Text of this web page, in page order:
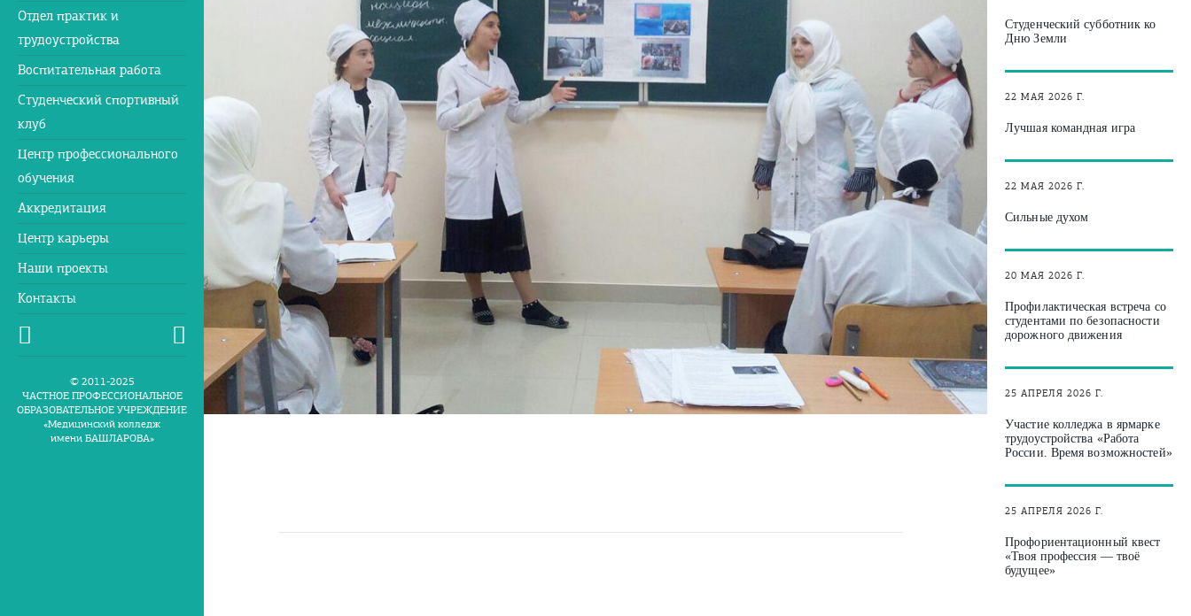
Отдел практик и
трудоустройства
Воспитательная работа
Студенческий спортивный
клуб
Центр профессионального
обучения
Аккредитация
Центр карьеры
Наши проекты
Контакты
© 2011-2025
ЧАСТНОЕ ПРОФЕССИОНАЛЬНОЕ
ОБРАЗОВАТЕЛЬНОЕ УЧРЕЖДЕНИЕ
«Медицинский колледж
имени БАШЛАРОВА»
Студенческий субботник ко
Дню Земли
22 МАЯ 2026 Г.
Лучшая командная игра
22 МАЯ 2026 Г.
Сильные духом
20 МАЯ 2026 Г.
Профилактическая встреча со
студентами по безопасности
дорожного движения
25 АПРЕЛЯ 2026 Г.
Участие колледжа в ярмарке
трудоустройства «Работа
России. Время возможностей»
25 АПРЕЛЯ 2026 Г.
Профориентационный квест
«Твоя профессия — твоё
будущее»